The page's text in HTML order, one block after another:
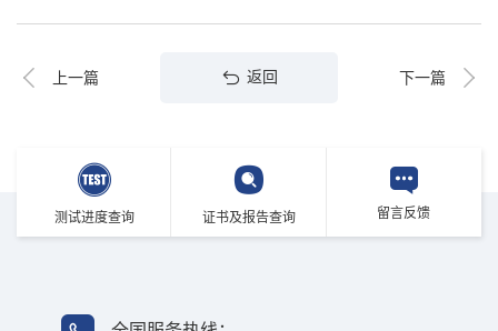
上一篇 返回 下一篇
测试进度查询 证书及报告查询 留言反馈